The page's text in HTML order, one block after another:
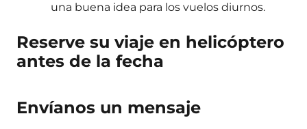
una buena idea para los vuelos diurnos.
Reserve su viaje en helicóptero
antes de la fecha
Envíanos un mensaje